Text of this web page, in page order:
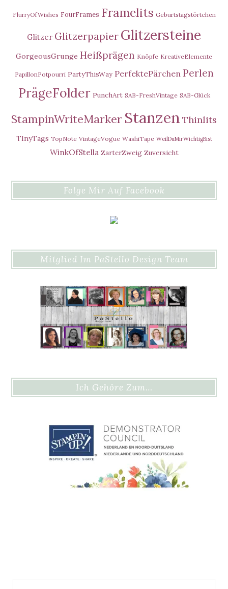
FlurryOfWishes FourFrames Framelits Geburtstagstörtchen
Glitzer Glitzerpapier Glitzersteine
GorgeousGrunge Heißprägen Knöpfe KreativeElemente
PapillonPotpourri PartyThisWay PerfektePärchen Perlen
PrägeFolder PunchArt SAB-FreshVintage SAB-Glück
StampinWriteMarker Stanzen Thinlits
TInyTags TopNote VintageVogue WashiTape WeilDuMirWichtigBist
WinkOfStella ZarterZweig Zuversicht
Folge Mir Auf Facebook
Mitglied Im PaStello Design Team
Ich Gehöre Zum…